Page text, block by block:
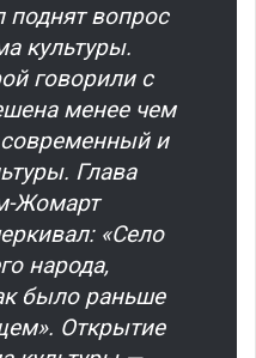
вопрос
культуры.
говорили с
менее чем
и
Глава
Жомарт
«Село
народа,
было раньше
Открытие